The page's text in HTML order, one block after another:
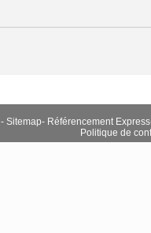
- Sitemap- Référencement Express
Politique de